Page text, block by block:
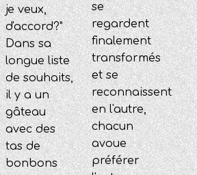
je veux,
d'accord?"
Dans sa
longue liste
de souhaits,
il y a un
gâteau
avec des
tas de
bonbons
se
regardent
finalement
transformés
et se
reconnaissent
en l'autre,
chacun
avoue
préférer